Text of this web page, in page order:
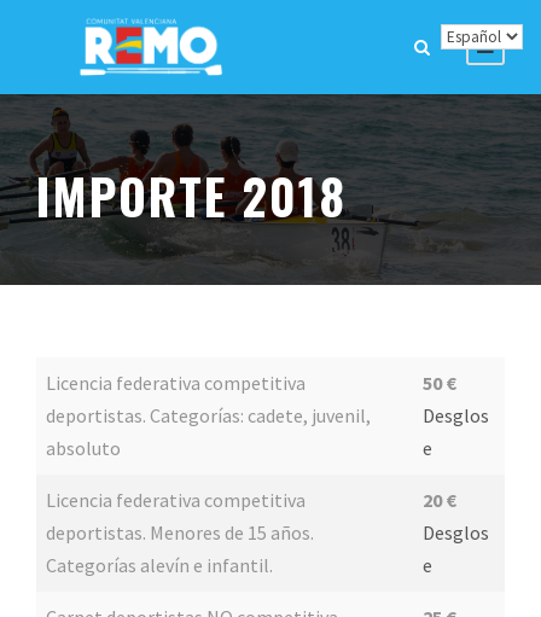
IMPORTE 2018
Licencia federativa competitiva
deportistas. Categorías: cadete, juvenil,
absoluto
50 €
Desglos
e
Licencia federativa competitiva
deportistas. Menores de 15 años.
Categorías alevín e infantil.
20 €
Desglos
e